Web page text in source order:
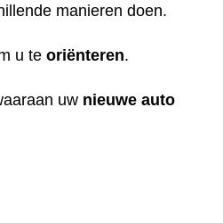
manieren doen.
u teoriënteren.
uw nieuwe auto